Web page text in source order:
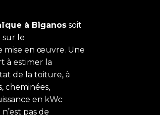
à Biganossoit
sur le
mise en œuvre. Une
à estimer la
de la toiture, à
cheminées,
en kWc
pas de